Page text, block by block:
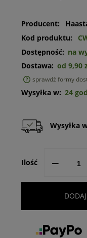
Producent:
Kod produktu:
Dostępność: na
Dostawa: od 9,90
sprawdź formy
Wysyłka w: 24
Wysyłka
Ilość --